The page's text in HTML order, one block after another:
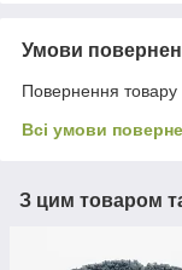
Умови
Повернення товару
Всі умови
З цим товаром